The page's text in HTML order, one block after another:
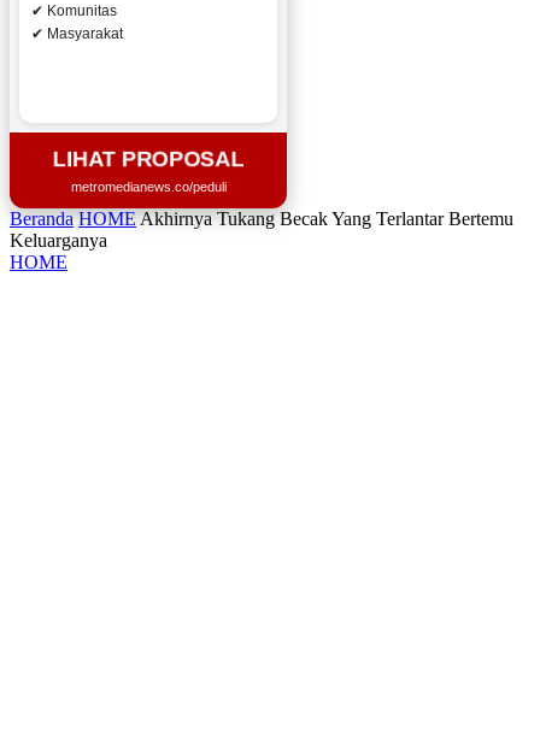
✔ Komunitas
✔ Masyarakat
LIHAT PROPOSAL
metromedianews.co/peduli
Beranda HOMEAkhirnya Tukang Becak Yang Terlantar Bertemu
Keluarganya
HOME